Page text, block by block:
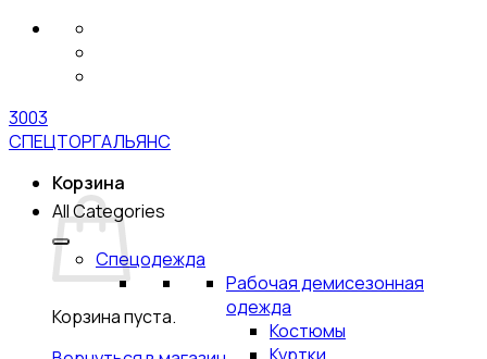
3003
СПЕЦТОРГАЛЬЯНС
Корзина
Корзина пуста.
All Categories
Спецодежда
Рабочая демисезонная
одежда
Костюмы